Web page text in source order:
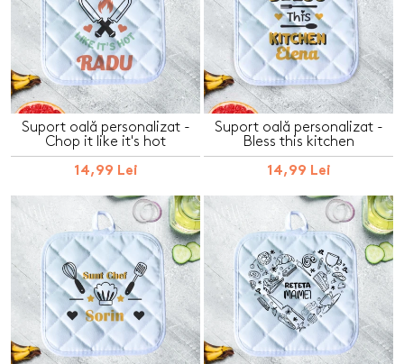
Suport oală personalizat -
Chop it like it's hot
14,99 Lei
Suport oală personalizat -
Bless this kitchen
14,99 Lei